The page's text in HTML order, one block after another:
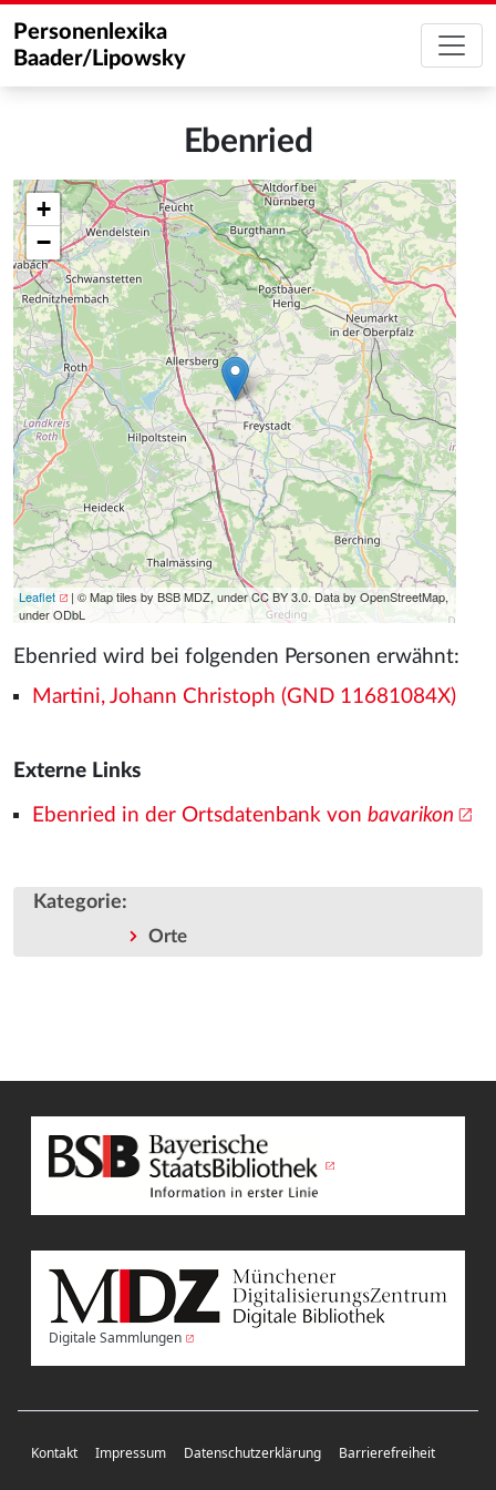
Personenlexika
Baader/Lipowsky
Ebenried
+
−
Leaflet
| © Map tiles by BSB MDZ, under CC BY 3.0. Data by OpenStreetMap,
under ODbL
Ebenried wird bei folgenden Personen erwähnt:
Martini, Johann Christoph (GND 11681084X)
Externe Links
Ebenried in der Ortsdatenbank von bavarikon
Kategorie:
Orte
Digitale Sammlungen
Kontakt Impressum Datenschutzerklärung Barrierefreiheit